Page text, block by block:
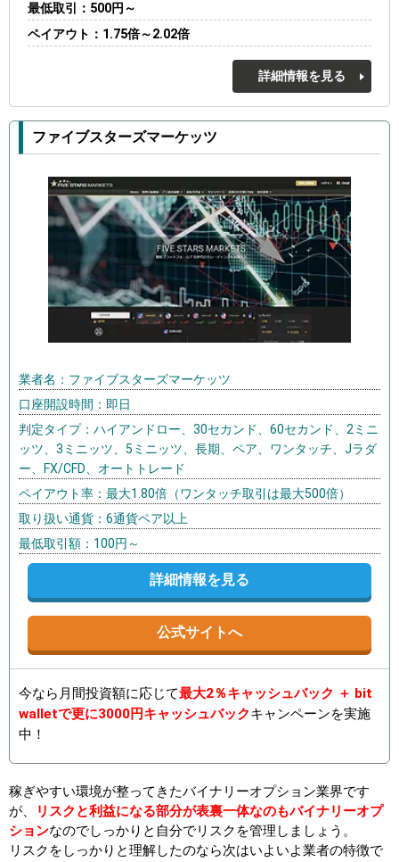
最低取引
500円～
ペイアウト
1.75倍～2.02倍
詳細情報を見る
ファイブスターズマーケッツ
業者名：ファイブスターズマーケッツ
口座開設時間：即日
判定タイプ：ハイアンドロー、30セカンド、60セカンド、2ミニ
ッツ、3ミニッツ、5ミニッツ、長期、ペア、ワンタッチ、Jラダ
ー、FX/CFD、オートトレード
ペイアウト率：最大1.80倍（ワンタッチ取引は最大500倍）
取り扱い通貨：6通貨ペア以上
最低取引額：100円～
詳細情報を見る
公式サイトへ
今なら月間投資額に応じて最大2％キャッシュバック ＋ bit
walletで更に3000円キャッシュバックキャンペーンを実施
中！
稼ぎやすい環境が整ってきたバイナリーオプション業界です
が、
リスクと利益になる部分が表裏一体なのもバイナリーオプ
ションなのでしっかりと自分でリスクを管理しましょう。
リスクをしっかりと理解したのなら次はいよいよ業者の特徴で